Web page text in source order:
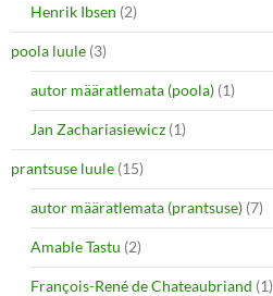
Henrik Ibsen (2)
poola luule (3)
autor määratlemata (poola) (1)
Jan Zachariasiewicz (1)
prantsuse luule (15)
autor määratlemata (prantsuse) (7)
Amable Tastu (2)
François-René de Chateaubriand (1)